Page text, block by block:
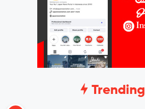
Trending